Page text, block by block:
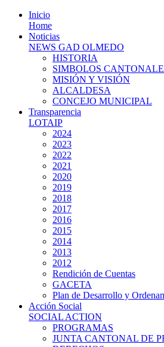
Inicio
Home
Noticias
NEWS GAD OLMEDO
HISTORIA
SIMBOLOS
MISIÓN Y VISIÓN
ALCALDESA
CONCEJO MUNICIPAL
Transparencia
LOTAIP
2024
2023
2022
2021
2020
2019
2018
2017
2016
2015
2014
2013
2012
Rendición de Cuentas
GACETA
Plan de Desarrollo y
Acción Social
SOCIAL ACTION
PROGRAMAS
JUNTA CANTONAL DE